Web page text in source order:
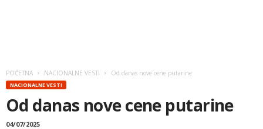
POČETNA NACIONALNE VESTI Od danas nove cene putarine
NACIONALNE VESTI
Od danas nove cene putarine
04/07/2025